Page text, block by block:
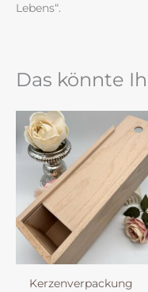
Lebens“.
Das könnte
Kerzenverpackung